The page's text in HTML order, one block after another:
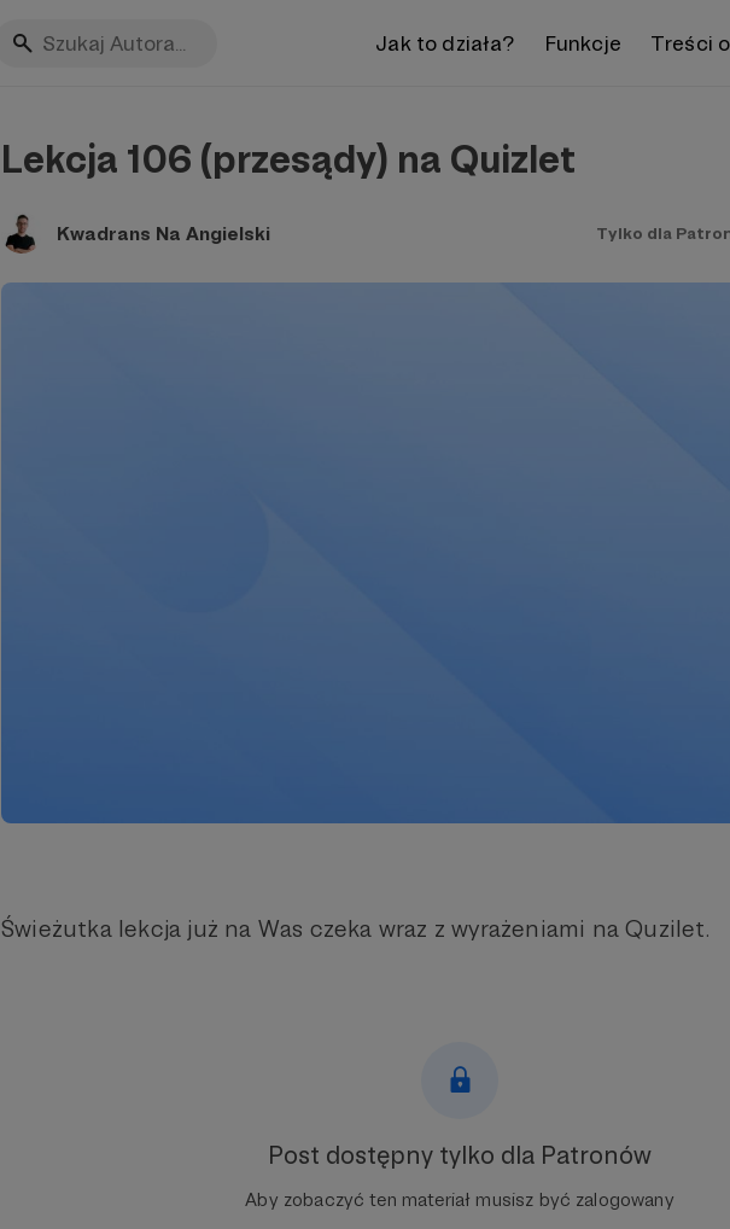
Jak to działa? Funkcje Treści
Lekcja 106 (przesądy) na Quizlet
Kwadrans Na Angielski Tylko dla
Świeżutka lekcja już na Was czeka wraz z wyrażeniami na Quzilet.
Post dostępny tylko dla Patronów
Aby zobaczyć ten materiał musisz być zalogowany